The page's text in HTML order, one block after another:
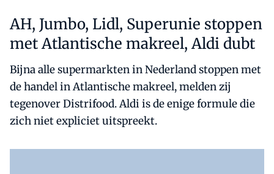
AH, Jumbo, Lidl, Superunie stoppen
met Atlantische makreel, Aldi dubt
Bijna alle supermarkten in Nederland stoppen met
de handel in Atlantische makreel, melden zij
tegenover Distrifood. Aldi is de enige formule die
zich niet expliciet uitspreekt.